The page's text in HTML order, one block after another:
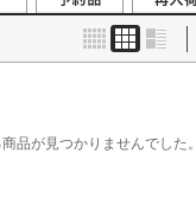
品が見つかりませんでした。